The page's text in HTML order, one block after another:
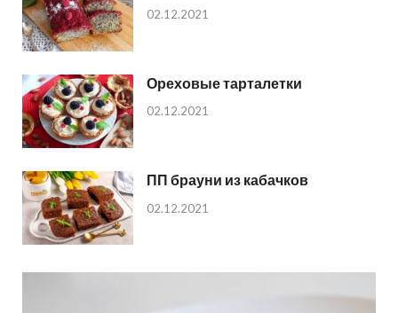
02.12.2021
Ореховые тарталетки
02.12.2021
ПП брауни из кабачков
02.12.2021